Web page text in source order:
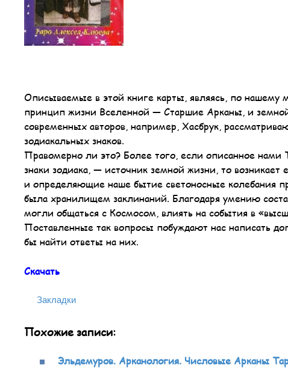
Описываемые в этой книге карты, являясь, по нашему
принцип жизни Вселенной — Старшие Арканы, и
современных авторов, например, Хасбрук,
зодиакальных знаков.
Правомерно ли это? Более того, если описанное
знаки зодиака, — источник земной жизни, то
и определяющие наше бытие светоносные колебания
была хранилищем заклинаний. Благодаря умению
могли общаться с Космосом, влиять на события в
Поставленные так вопросы побуждают нас написать
бы найти ответы на них.
Скачать
Закладки
Похожие записи:
Эльдемуров. Арканология. Числовые Арканы